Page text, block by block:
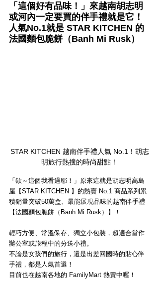
「這個好有品味！」來越南胡志明
或河內一定要買的伴手禮就是它！
人氣No.1就是 STAR KITCHEN 的
法國麵包脆餅（Banh Mi Rusk）
STAR KITCHEN 越南伴手禮人氣 No.1！胡志
明旅行熱搜的時尚甜點！
「欸～這個我看過耶！」原來這就是胡志明高島
屋【STAR KITCHEN 】的熱賣 No.1 商品系列累
積銷量突破50萬盒、最能展現品味的越南伴手禮
【法國麵包脆餅（Banh Mi Rusk）】！
輕巧方便、常溫保存、獨立小包裝，超適合當作
辦公室或旅程中的分送小禮。
不論是女孩們的旅行，還是出差回國時的貼心伴
手禮，都是人氣首選！
目前也在越南各地的 FamilyMart 熱賣中喔！